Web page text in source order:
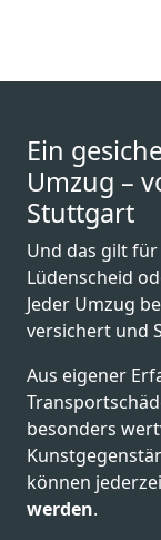
Ein
Umzug –
Stuttgart
Und das gilt
Lüdenscheid
Jeder Umzug
versichert und
Aus eigener
besonders
können
werden.